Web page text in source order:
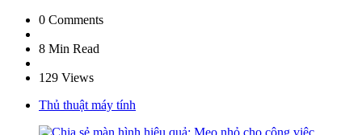
0 Comments
8 Min Read
129 Views
Thủ thuật máy tính